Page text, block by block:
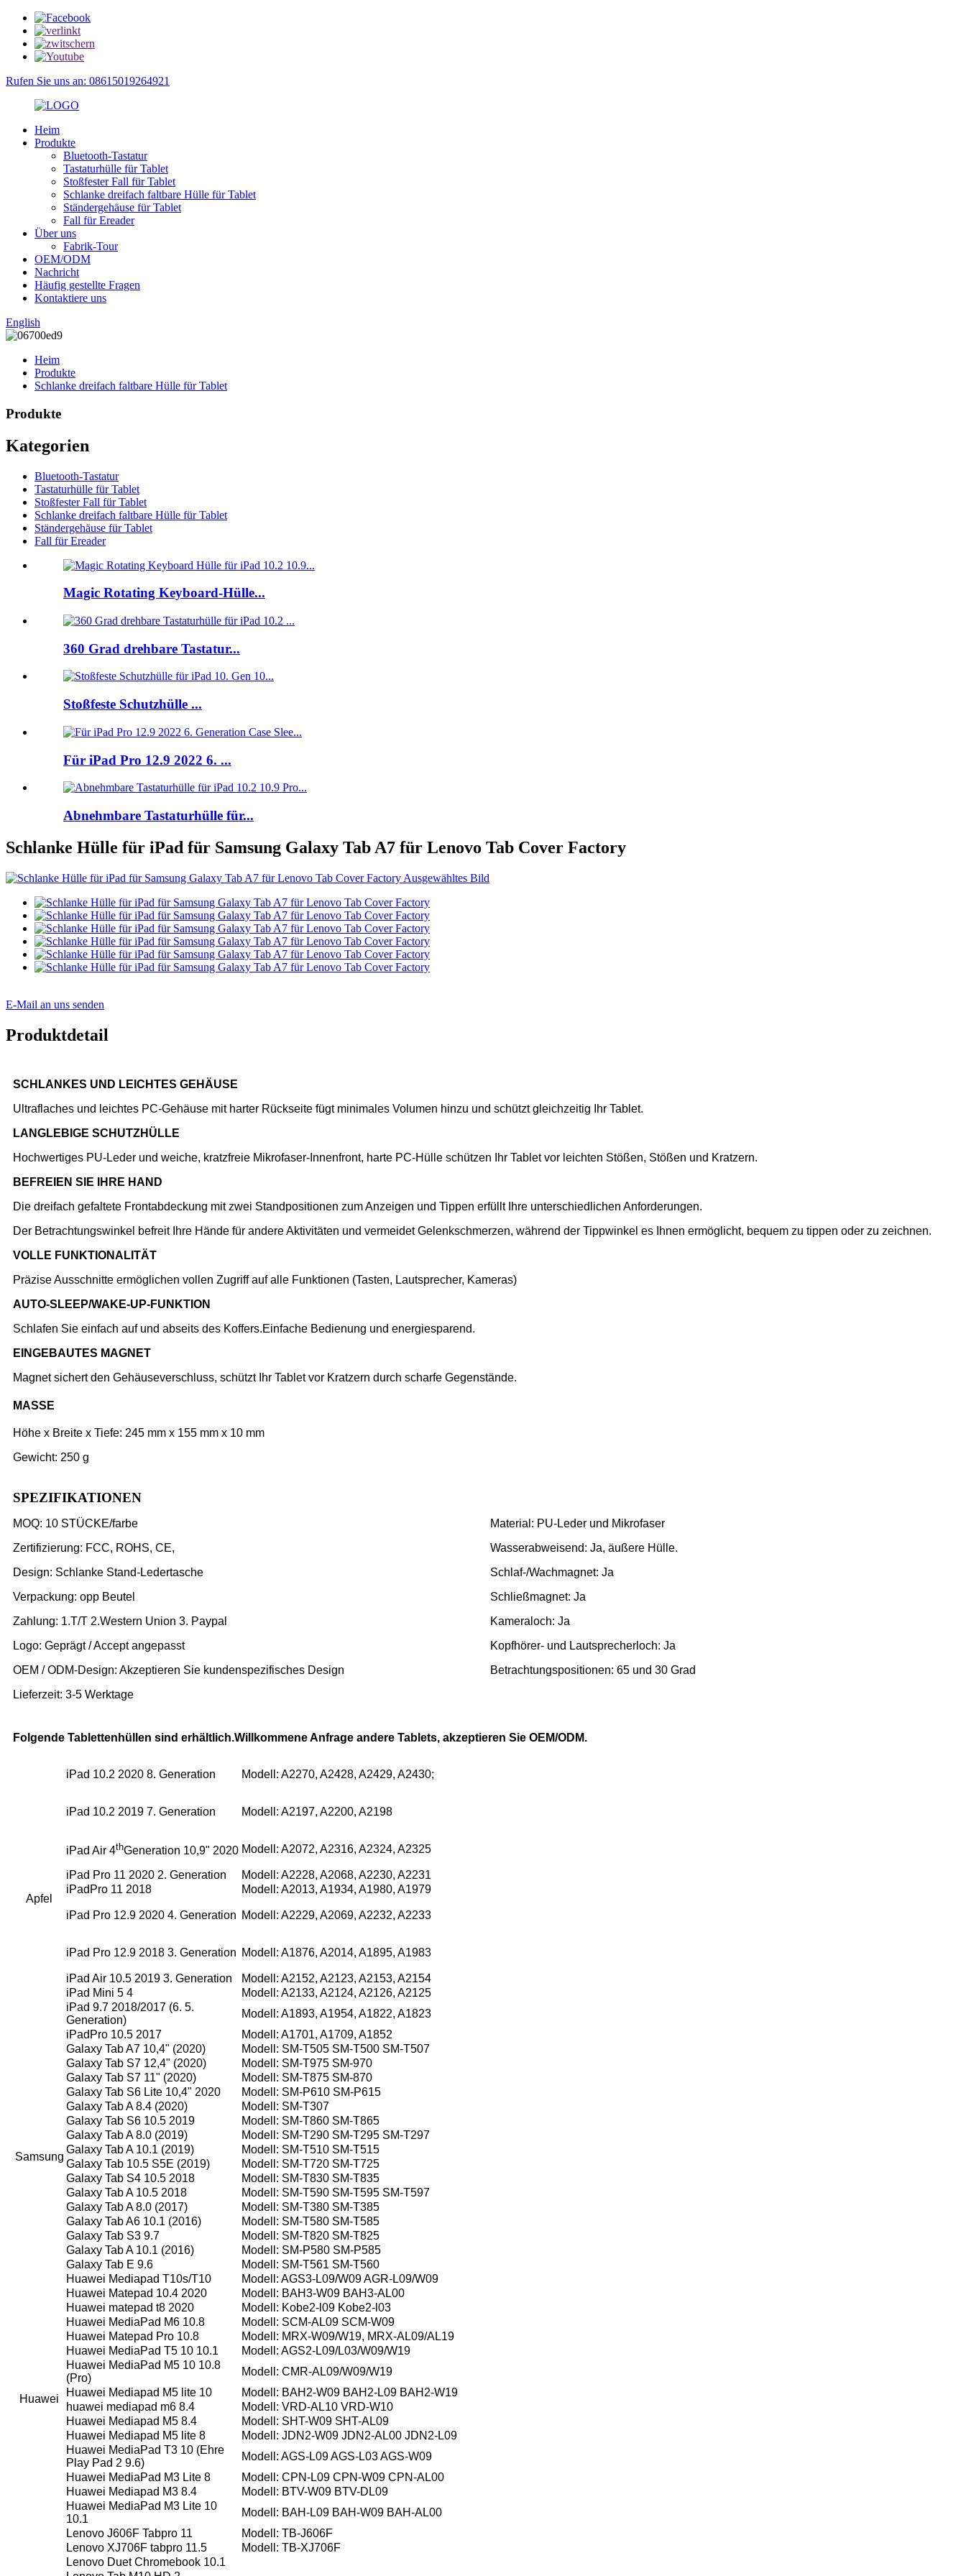
Rufen Sie uns an: 08615019264921
Heim
Produkte
Bluetooth-Tastatur
Tastaturhülle für Tablet
Stoßfester Fall für Tablet
Schlanke dreifach faltbare Hülle für Tablet
Ständergehäuse für Tablet
Fall für Ereader
Über uns
Fabrik-Tour
OEM/ODM
Nachricht
Häufig gestellte Fragen
Kontaktiere uns
English
Heim
Produkte
Schlanke dreifach faltbare Hülle für Tablet
Produkte
Kategorien
Bluetooth-Tastatur
Tastaturhülle für Tablet
Stoßfester Fall für Tablet
Schlanke dreifach faltbare Hülle für Tablet
Ständergehäuse für Tablet
Fall für Ereader
Magic Rotating Keyboard-Hülle...
360 Grad drehbare Tastatur...
Stoßfeste Schutzhülle ...
Für iPad Pro 12.9 2022 6. ...
Abnehmbare Tastaturhülle für...
Schlanke Hülle für iPad für Samsung Galaxy Tab A7 für Lenovo Tab Cover Factory
E-Mail an uns senden
Produktdetail
SCHLANKES UND LEICHTES GEHÄUSE
Ultraflaches und leichtes PC-Gehäuse mit harter Rückseite fügt minimales Volumen hinzu und schützt gleichzeitig Ihr Tablet.
LANGLEBIGE SCHUTZHÜLLE
Hochwertiges PU-Leder und weiche, kratzfreie Mikrofaser-Innenfront, harte PC-Hülle schützen Ihr Tablet vor leichten Stößen, Stößen und Kratzern.
BEFREIEN SIE IHRE HAND
Die dreifach gefaltete Frontabdeckung mit zwei Standpositionen zum Anzeigen und Tippen erfüllt Ihre unterschiedlichen Anforderungen.
Der Betrachtungswinkel befreit Ihre Hände für andere Aktivitäten und vermeidet Gelenkschmerzen, während der Tippwinkel es Ihnen ermöglicht, bequem zu tippen oder zu zeichnen.
VOLLE FUNKTIONALITÄT
Präzise Ausschnitte ermöglichen vollen Zugriff auf alle Funktionen (Tasten, Lautsprecher, Kameras)
AUTO-SLEEP/WAKE-UP-FUNKTION
Schlafen Sie einfach auf und abseits des Koffers.Einfache Bedienung und energiesparend.
EINGEBAUTES MAGNET
Magnet sichert den Gehäuseverschluss, schützt Ihr Tablet vor Kratzern durch scharfe Gegenstände.
MASSE
Höhe x Breite x Tiefe: 245 mm x 155 mm x 10 mm
Gewicht: 250 g
SPEZIFIKATIONEN
MOQ: 10 STÜCKE/farbe
Zertifizierung: FCC, ROHS, CE,
Design: Schlanke Stand-Ledertasche
Verpackung: opp Beutel
Zahlung: 1.T/T 2.Western Union 3. Paypal
Logo: Geprägt / Accept angepasst
OEM / ODM-Design: Akzeptieren Sie kundenspezifisches Design
Lieferzeit: 3-5 Werktage
Material: PU-Leder und Mikrofaser
Wasserabweisend: Ja, äußere Hülle.
Schlaf-/Wachmagnet: Ja
Schließmagnet: Ja
Kameraloch: Ja
Kopfhörer- und Lautsprecherloch: Ja
Betrachtungspositionen: 65 und 30 Grad
Folgende Tablettenhüllen sind erhältlich.Willkommene Anfrage andere Tablets, akzeptieren Sie OEM/ODM.
Apfel
iPad 10.2 2020 8. Generation Modell: A2270, A2428, A2429, A2430;
iPad 10.2 2019 7. Generation Modell: A2197, A2200, A2198
iPad Air 4thGeneration 10,9" 2020 Modell: A2072, A2316, A2324, A2325
iPad Pro 11 2020 2. Generation
Modell: A2228, A2068, A2230, A2231
iPadPro 11 2018
Modell: A2013, A1934, A1980, A1979
iPad Pro 12.9 2020 4. Generation Modell: A2229, A2069, A2232, A2233
iPad Pro 12.9 2018 3. Generation Modell: A1876, A2014, A1895, A1983
iPad Air 10.5 2019 3. Generation
Modell: A2152, A2123, A2153, A2154
iPad Mini 5 4
Modell: A2133, A2124, A2126, A2125
iPad 9.7 2018/2017 (6. 5.
Generation)
Modell: A1893, A1954, A1822, A1823
iPadPro 10.5 2017
Modell: A1701, A1709, A1852
Samsung
Galaxy Tab A7 10,4" (2020)
Modell: SM-T505 SM-T500 SM-T507
Galaxy Tab S7 12,4" (2020)
Modell: SM-T975 SM-970
Galaxy Tab S7 11" (2020)
Modell: SM-T875 SM-870
Galaxy Tab S6 Lite 10,4" 2020
Modell: SM-P610 SM-P615
Galaxy Tab A 8.4 (2020)
Modell: SM-T307
Galaxy Tab S6 10.5 2019
Modell: SM-T860 SM-T865
Galaxy Tab A 8.0 (2019)
Modell: SM-T290 SM-T295 SM-T297
Galaxy Tab A 10.1 (2019)
Modell: SM-T510 SM-T515
Galaxy Tab 10.5 S5E (2019)
Modell: SM-T720 SM-T725
Galaxy Tab S4 10.5 2018
Modell: SM-T830 SM-T835
Galaxy Tab A 10.5 2018
Modell: SM-T590 SM-T595 SM-T597
Galaxy Tab A 8.0 (2017)
Modell: SM-T380 SM-T385
Galaxy Tab A6 10.1 (2016)
Modell: SM-T580 SM-T585
Galaxy Tab S3 9.7
Modell: SM-T820 SM-T825
Galaxy Tab A 10.1 (2016)
Modell: SM-P580 SM-P585
Galaxy Tab E 9.6
Modell: SM-T561 SM-T560
Huawei
Huawei Mediapad T10s/T10
Modell: AGS3-L09/W09 AGR-L09/W09
Huawei Matepad 10.4 2020
Modell: BAH3-W09 BAH3-AL00
Huawei matepad t8 2020
Modell: Kobe2-l09 Kobe2-l03
Huawei MediaPad M6 10.8
Modell: SCM-AL09 SCM-W09
Huawei Matepad Pro 10.8
Modell: MRX-W09/W19, MRX-AL09/AL19
Huawei MediaPad T5 10 10.1
Modell: AGS2-L09/L03/W09/W19
Huawei MediaPad M5 10 10.8
(Pro)
Modell: CMR-AL09/W09/W19
Huawei Mediapad M5 lite 10
Modell: BAH2-W09 BAH2-L09 BAH2-W19
huawei mediapad m6 8.4
Modell: VRD-AL10 VRD-W10
Huawei Mediapad M5 8.4
Modell: SHT-W09 SHT-AL09
Huawei Mediapad M5 lite 8
Modell: JDN2-W09 JDN2-AL00 JDN2-L09
Huawei MediaPad T3 10 (Ehre
Play Pad 2 9.6)
Modell: AGS-L09 AGS-L03 AGS-W09
Huawei MediaPad M3 Lite 8
Modell: CPN-L09 CPN-W09 CPN-AL00
Huawei Mediapad M3 8.4
Modell: BTV-W09 BTV-DL09
Huawei MediaPad M3 Lite 10
10.1
Modell: BAH-L09 BAH-W09 BAH-AL00
Lenovo J606F Tabpro 11
Modell: TB-J606F
Lenovo XJ706F tabpro 11.5
Modell: TB-XJ706F
Lenovo Duet Chromebook 10.1